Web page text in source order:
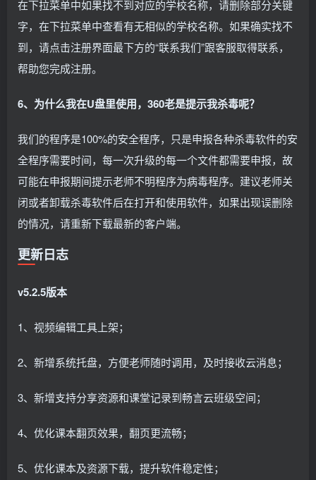
在下拉菜单中如果找不到对应的学校名称，请删除部分关键
字，在下拉菜单中查看有无相似的学校名称。如果确实找不
到，请点击注册界面最下方的“联系我们”跟客服取得联系，
帮助您完成注册。
6、为什么我在U盘里使用，360老是提示我杀毒呢？
我们的程序是100%的安全程序，只是申报各种杀毒软件的安
全程序需要时间，每一次升级的每一个文件都需要申报，故
可能在申报期间提示老师不明程序为病毒程序。建议老师关
闭或者卸载杀毒软件后在打开和使用软件，如果出现误删除
的情况，请重新下载最新的客户端。
更新日志
v5.2.5版本
1、视频编辑工具上架；
2、新增系统托盘，方便老师随时调用，及时接收云消息；
3、新增支持分享资源和课堂记录到畅言云班级空间；
4、优化课本翻页效果，翻页更流畅；
5、优化课本及资源下载，提升软件稳定性；